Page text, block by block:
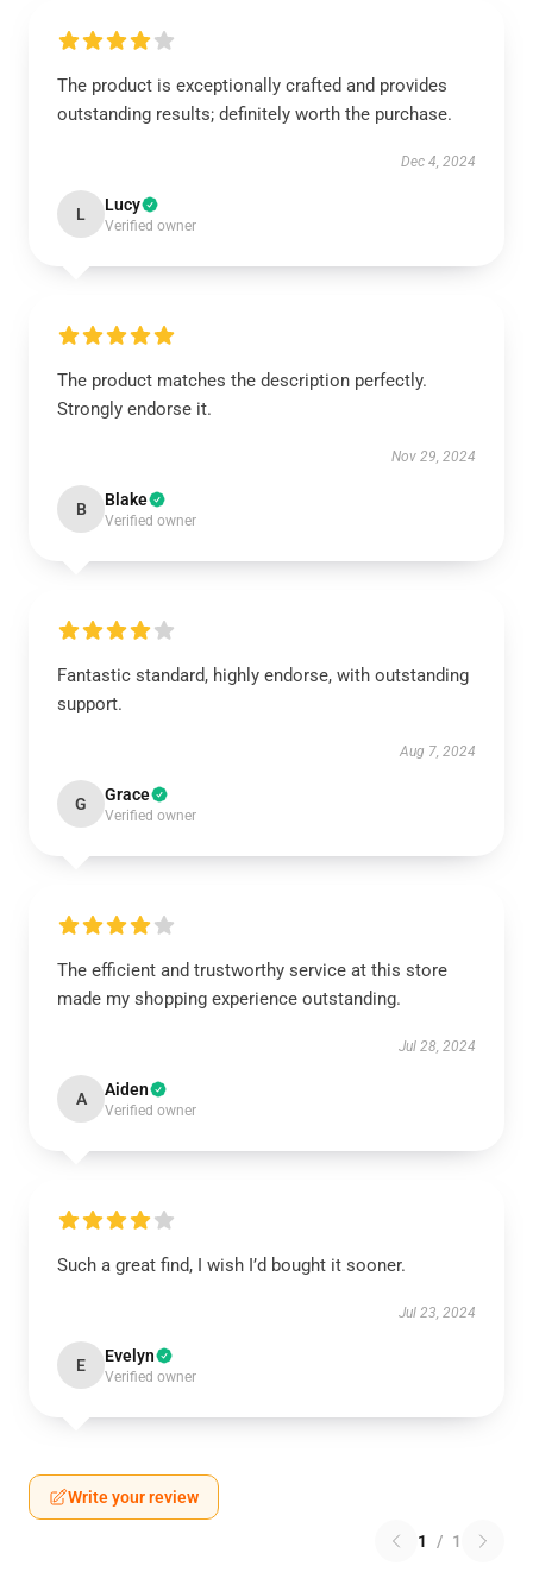
The product is exceptionally crafted and provides
outstanding results; definitely worth the purchase.
Dec 4, 2024
L Lucy
Verified owner
The product matches the description perfectly.
Strongly endorse it.
Nov 29, 2024
B Blake
Verified owner
Fantastic standard, highly endorse, with outstanding
support.
Aug 7, 2024
G Grace
Verified owner
The efficient and trustworthy service at this store
made my shopping experience outstanding.
Jul 28, 2024
A Aiden
Verified owner
Such a great find, I wish I’d bought it sooner.
Jul 23, 2024
E Evelyn
Verified owner
Write your review
1 / 1